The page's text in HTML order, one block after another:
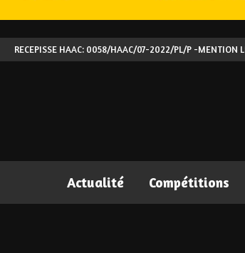
RECEPISSE HAAC: 0058/HAAC/07-2022/PL/P -MENTION
Actualité Compétitions